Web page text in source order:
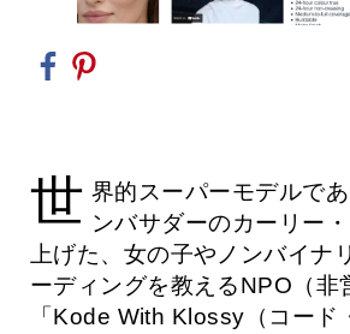
世 界的スーパーモデルで
ンバサダーのカーリー
上げた、女の子やノンバイナ
ーディングを教えるNPO（非
「Kode With Klossy（コード